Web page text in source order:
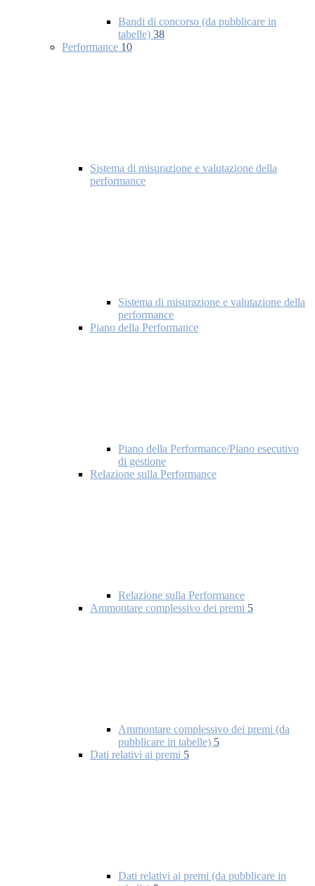
Bandi di concorso (da pubblicare in
tabelle) 38
Performance 10
Sistema di misurazione e valutazione della
performance
Sistema di misurazione e valutazione della
performance
Piano della Performance
Piano della Performance/Piano esecutivo
di gestione
Relazione sulla Performance
Relazione sulla Performance
Ammontare complessivo dei premi 5
Ammontare complessivo dei premi (da
pubblicare in tabelle) 5
Dati relativi ai premi 5
Dati relativi ai premi (da pubblicare in